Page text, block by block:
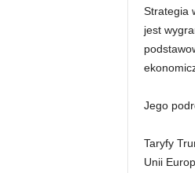
Strategia
jest
Jego
Taryfy
Unii